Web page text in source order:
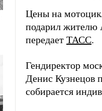
Цены на
подарил жителю
передает ТАСС.
Гендиректор
Денис Кузнецов
собирается